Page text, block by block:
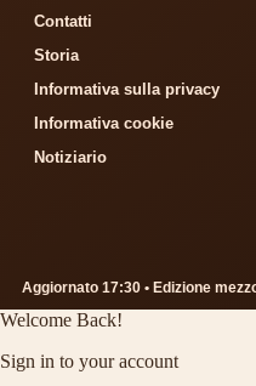
Contatti
Storia
Informativa sulla privacy
Informativa cookie
Notiziario
Aggiornato 17:30 • Edizione
Welcome Back!
Sign in to your account